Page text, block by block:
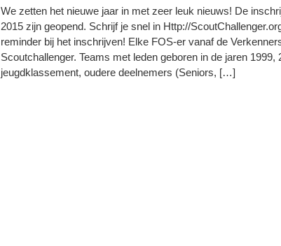
We zetten het nieuwe jaar in met zeer leuk nieuws! De
2015 zijn geopend. Schrijf je snel in Http://
reminder bij het inschrijven! Elke FOS-er vanaf de
Scoutchallenger. Teams met leden geboren in de jaren 1999,
jeugdklassement, oudere deelnemers (Seniors, […]